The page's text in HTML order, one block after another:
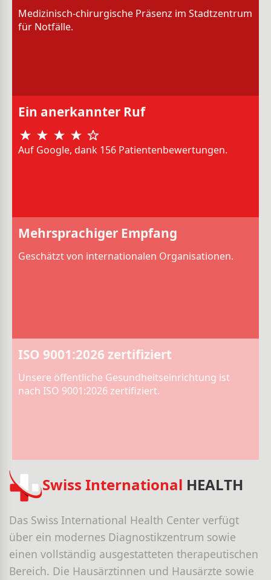
Medizinisch-chirurgische Präsenz im Stadtzentrum
für Notfälle.
Ein anerkannter Ruf
Auf Google, dank 156 Patientenbewertungen.
Mehrsprachiger Empfang
Geschätzt von internationalen Organisationen.
ISO 9001:2026 zertifiziert
Unsere öffentliche Gesundheitseinrichtung ist
nach ISO 9001:2026 zertifiziert.
Swiss International HEALTH
Das Swiss International Health Center verfügt
über ein modernes Diagnostikzentrum sowie
einen vollständig ausgestatteten therapeutischen
Bereich. Die Hausärztinnen und Hausärzte sowie